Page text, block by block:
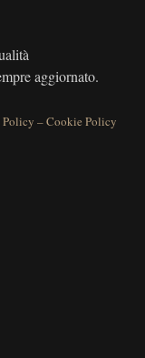
aggiornato.
Policy –Cookie Policy